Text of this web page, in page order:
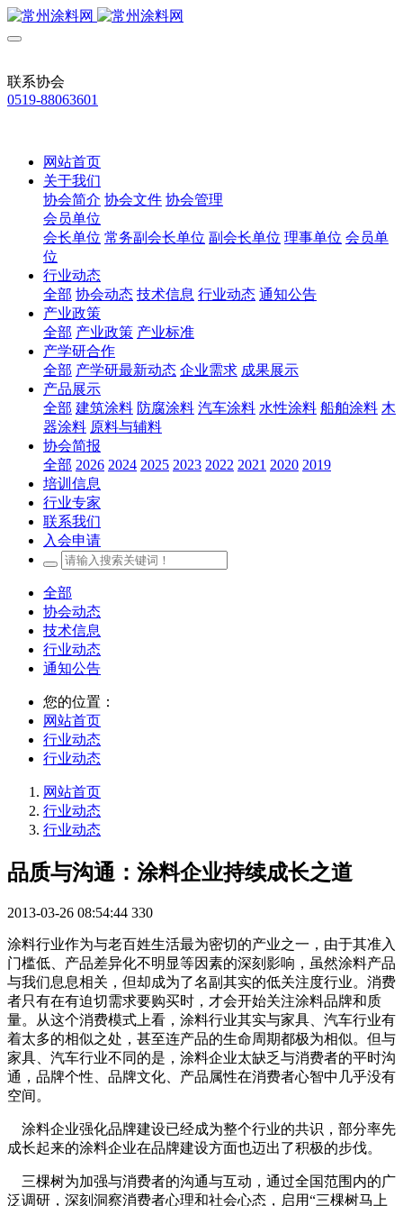
联系协会
0519-88063601
网站首页
关于我们
协会简介 协会文件 协会管理
会员单位
会长单位 常务副会长单位 副会长单位 理事单位 会员单
位
行业动态
全部 协会动态 技术信息 行业动态 通知公告
产业政策
全部 产业政策 产业标准
产学研合作
全部 产学研最新动态 企业需求 成果展示
产品展示
全部 建筑涂料 防腐涂料 汽车涂料 水性涂料 船舶涂料 木
器涂料 原料与辅料
协会简报
全部 2026 2024 2025 2023 2022 2021 2020 2019
培训信息
行业专家
联系我们
入会申请
全部
协会动态
技术信息
行业动态
通知公告
您的位置：
网站首页
行业动态
行业动态
网站首页
行业动态
行业动态
品质与沟通：涂料企业持续成长之道
2013-03-26 08:54:44 330
涂料行业作为与老百姓生活最为密切的产业之一，由于其准入
门槛低、产品差异化不明显等因素的深刻影响，虽然涂料产品
与我们息息相关，但却成为了名副其实的低关注度行业。消费
者只有在有迫切需求要购买时，才会开始关注涂料品牌和质
量。从这个消费模式上看，涂料行业其实与家具、汽车行业有
着太多的相似之处，甚至连产品的生命周期都极为相似。但与
家具、汽车行业不同的是，涂料企业太缺乏与消费者的平时沟
通，品牌个性、品牌文化、产品属性在消费者心智中几乎没有
空间。
涂料企业强化品牌建设已经成为整个行业的共识，部分率先
成长起来的涂料企业在品牌建设方面也迈出了积极的步伐。
三棵树为加强与消费者的沟通与互动，通过全国范围内的广
泛调研，深刻洞察消费者心理和社会心态，启用“三棵树马上